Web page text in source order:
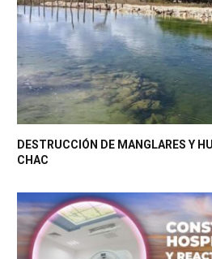
DESTRUCCIÓN DE MANGLARES Y
CHAC